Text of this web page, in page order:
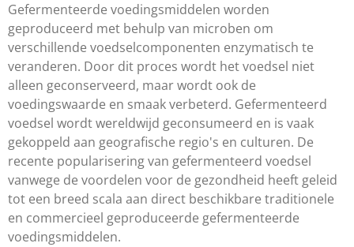
Gefermenteerde voedingsmiddelen worden
geproduceerd met behulp van microben om
verschillende voedselcomponenten enzymatisch te
veranderen. Door dit proces wordt het voedsel niet
alleen geconserveerd, maar wordt ook de
voedingswaarde en smaak verbeterd. Gefermenteerd
voedsel wordt wereldwijd geconsumeerd en is vaak
gekoppeld aan geografische regio's en culturen. De
recente popularisering van gefermenteerd voedsel
vanwege de voordelen voor de gezondheid heeft geleid
tot een breed scala aan direct beschikbare traditionele
en commercieel geproduceerde gefermenteerde
voedingsmiddelen.